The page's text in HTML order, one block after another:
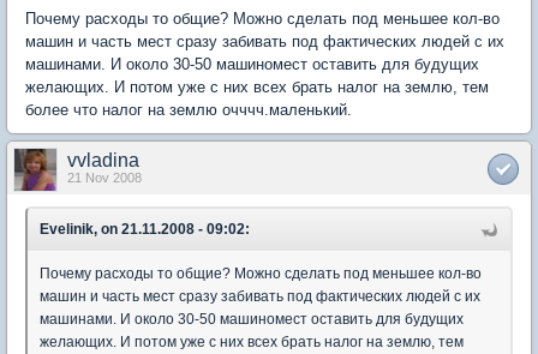
Почему расходы то общие? Можно сделать под меньшее кол-во
машин и часть мест сразу забивать под фактических людей с их
машинами. И около 30-50 машиномест оставить для будущих
желающих. И потом уже с них всех брать налог на землю, тем
более что налог на землю очччч.маленький.
vvladina
21 Nov 2008
Evelinik, on 21.11.2008 - 09:02:
Почему расходы то общие? Можно сделать под меньшее кол-во
машин и часть мест сразу забивать под фактических людей с их
машинами. И около 30-50 машиномест оставить для будущих
желающих. И потом уже с них всех брать налог на землю, тем